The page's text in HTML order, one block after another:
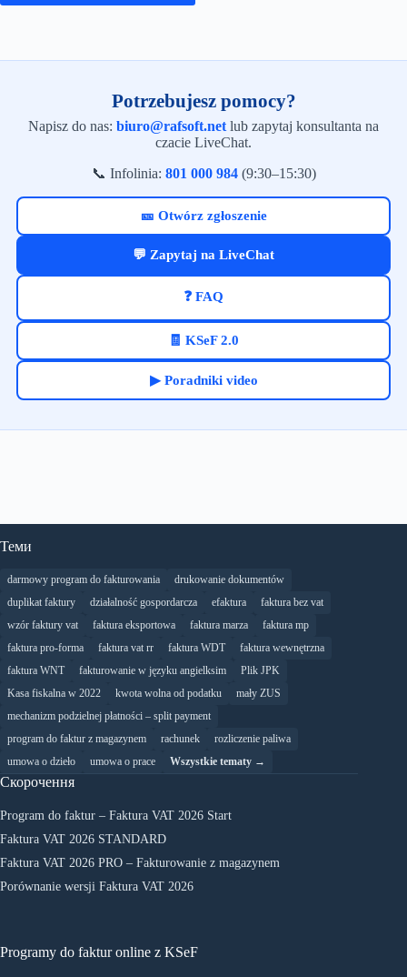
Potrzebujesz pomocy?
Napisz do nas: biuro@rafsoft.net lub zapytaj konsultanta na
czacie LiveChat.
📞 Infolinia: 801 000 984(9:30–15:30)
🎫 Otwórz zgłoszenie
💬 Zapytaj na LiveChat
❓ FAQ
🧾 KSeF 2.0
▶ Poradniki video
Теми
darmowy program do fakturowania
drukowanie dokumentów
duplikat faktury
działalność gospordarcza efaktura
faktura bez vat
wzór faktury vat
faktura eksportowa faktura marza
faktura mp
faktura pro-forma
faktura vat rr faktura WDT
faktura wewnętrzna
faktura WNT
fakturowanie w języku angielksim
Plik JPK
Kasa fiskalna w 2022
kwota wolna od podatku
mały ZUS
mechanizm podzielnej płatności – split payment
program do faktur z magazynem
rachunek
rozliczenie paliwa
umowa o dzieło
umowa o prace Wszystkie tematy →
Скорочення
Program do faktur – Faktura VAT 2026 Start
Faktura VAT 2026 STANDARD
Faktura VAT 2026 PRO – Fakturowanie z magazynem
Porównanie wersji Faktura VAT 2026
Programy do faktur online z KSeF